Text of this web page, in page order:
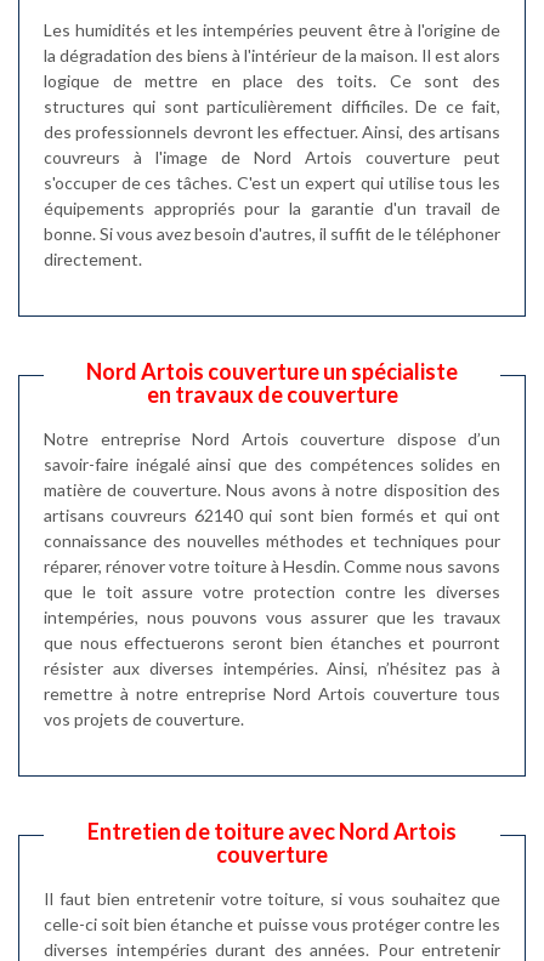
Les humidités et les intempéries peuvent être à l'origine de
la dégradation des biens à l'intérieur de la maison. Il est alors
logique de mettre en place des toits. Ce sont des
structures qui sont particulièrement difficiles. De ce fait,
des professionnels devront les effectuer. Ainsi, des artisans
couvreurs à l'image de Nord Artois couverture peut
s'occuper de ces tâches. C'est un expert qui utilise tous les
équipements appropriés pour la garantie d'un travail de
bonne. Si vous avez besoin d'autres, il suffit de le téléphoner
directement.
Nord Artois couverture un spécialiste
en travaux de couverture
Notre entreprise Nord Artois couverture dispose d’un
savoir-faire inégalé ainsi que des compétences solides en
matière de couverture. Nous avons à notre disposition des
artisans couvreurs 62140 qui sont bien formés et qui ont
connaissance des nouvelles méthodes et techniques pour
réparer, rénover votre toiture à Hesdin. Comme nous savons
que le toit assure votre protection contre les diverses
intempéries, nous pouvons vous assurer que les travaux
que nous effectuerons seront bien étanches et pourront
résister aux diverses intempéries. Ainsi, n’hésitez pas à
remettre à notre entreprise Nord Artois couverture tous
vos projets de couverture.
Entretien de toiture avec Nord Artois
couverture
Il faut bien entretenir votre toiture, si vous souhaitez que
celle-ci soit bien étanche et puisse vous protéger contre les
diverses intempéries durant des années. Pour entretenir